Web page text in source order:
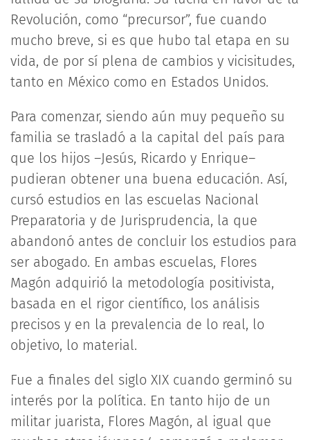
Revolución, como “precursor”, fue cuando
mucho breve, si es que hubo tal etapa en su
vida, de por sí plena de cambios y vicisitudes,
tanto en México como en Estados Unidos.
Para comenzar, siendo aún muy pequeño su
familia se trasladó a la capital del país para
que los hijos –Jesús, Ricardo y Enrique–
pudieran obtener una buena educación. Así,
cursó estudios en las escuelas Nacional
Preparatoria y de Jurisprudencia, la que
abandonó antes de concluir los estudios para
ser abogado. En ambas escuelas, Flores
Magón adquirió la metodología positivista,
basada en el rigor científico, los análisis
precisos y en la prevalencia de lo real, lo
objetivo, lo material.
Fue a finales del siglo XIX cuando germinó su
interés por la política. En tanto hijo de un
militar juarista, Flores Magón, al igual que